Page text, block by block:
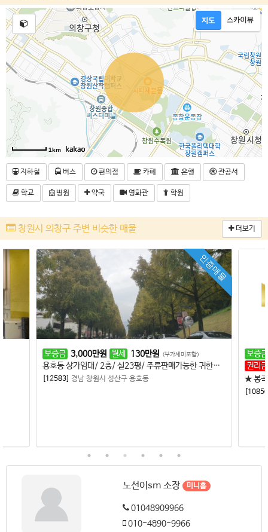
1km
지하철 버스 편의점 카페 은행 관공서
학교 병원 약국 영화관 학원
더보기
창원시 의창구 주변 비슷한 매물
인증매물
보증금 3,000만원 월세 130만원 (부가세미포함)
용호동 상가임대/ 2층/ 실23평/ 주류판매가능한 귀한자리/ 시설.인테리어 최신 최상급
[12583] 경남 창원시 성산구 용호동
보증금
권리금
★ 봉
노선이sm 소장 미니홈
01048909966
010-4890-9966